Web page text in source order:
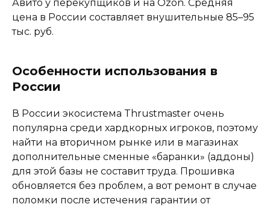
Авито у перекупщиков и на Ozon. Средняя
цена в России составляет внушительные 85–95
тыс. руб.
Особенности использования в
России
В России экосистема Thrustmaster очень
популярна среди хардкорных игроков, поэтому
найти на вторичном рынке или в магазинах
дополнительные сменные «баранки» (аддоны)
для этой базы не составит труда. Прошивка
обновляется без проблем, а вот ремонт в случае
поломки после истечения гарантии от